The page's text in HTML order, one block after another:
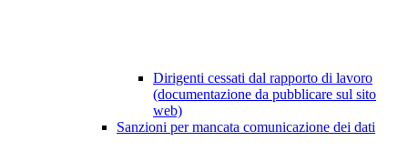
Dirigenti cessati dal rapporto di lavoro
(documentazione da pubblicare sul sito
web)
Sanzioni per mancata comunicazione dei dati